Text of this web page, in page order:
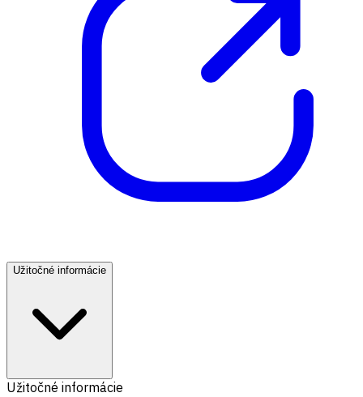
Užitočné informácie
Užitočné informácie